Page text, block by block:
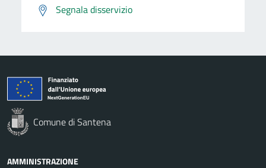
Segnala disservizio
Comune di Santena
AMMINISTRAZIONE